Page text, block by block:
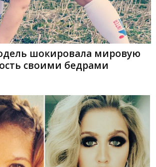
шокировала мировую
своими бедрами